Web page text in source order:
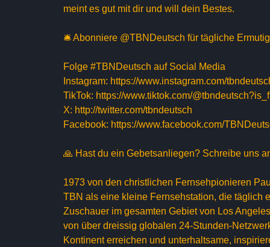
meint es gut mit dir und will dein Bestes.
🛎 Abonniere @TBNDeutsch für tägliche
Folge #TBNDeutsch auf Social Media
Instagram: https://www.instagram.com/
TikTok: https://www.tiktok.com/
X: http://twitter.com/tbndeutsch
Facebook: https://www.facebook.com/
🙏 Hast du ein Gebetsanliegen? Schreibe uns
1973 von den christlichen Fernsehpionieren
TBN als eine kleine Fernsehstation, die täglich
Zuschauer im gesamten Gebiet von Los
von über dreissig globalen 24-Stunden-
Kontinent erreichen und unterhaltsame,